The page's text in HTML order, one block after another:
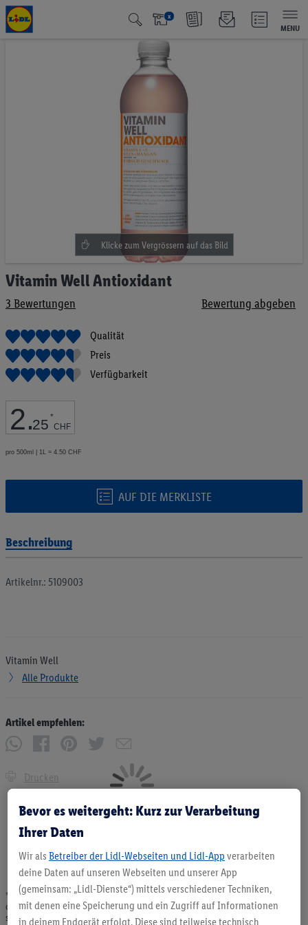
x
MENU
Vitamin Well Antioxidant
3 Bewertungen Bewertung abgeben
Qualität
Preis
Verfügbarkeit
2.25 *
CHF
pro 500ml | 1L = 4.50 CHF
AUF DIE MERKLISTE
Zum
Anfang
der
springen
Beschreibung
Artikelnr.: 5109003
Vitamin Well
Alle Produkte
Artikel empfehlen:
Drucken
* Angebote solange Vorrat. Abgabe nur in haushaltsüblichen Mengen. Verkauf
ohne Dekoration. Die hier beworbenen Produkte, vor allem NonFood-Produkte,
sind nicht alle dauerhaft im Sortiment. Abbildungen ähnlich.
Bevor es weitergeht: Kurz zur Verarbeitung
Ihrer Daten
Wir als Betreiber der Lidl-Webseiten und Lidl-App verarbeiten
deine Daten auf unseren Webseiten und unserer App
(gemeinsam: „Lidl-Dienste“) mittels verschiedener Techniken,
mit denen eine Speicherung und ein Zugriff auf Informationen
in deinem Endgerät erfolgt. Diese sind teilweise technisch